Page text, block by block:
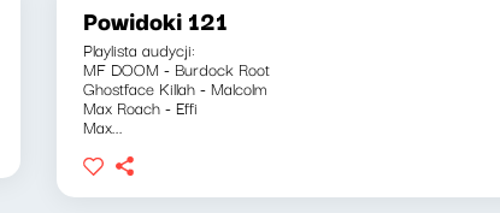
Powidoki 121
Playlista audycji:
MF DOOM - Burdock Root
Ghostface Killah - Malcolm
Max Roach - Effi
Max...